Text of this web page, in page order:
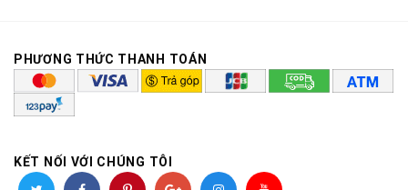
PHƯƠNG THỨC THANH TOÁN
KẾT NỐI VỚI CHÚNG TÔI